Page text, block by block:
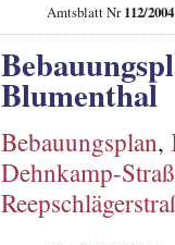
Amtsblatt Nr112/2004
Blumenthal
Bebauungsplan,
Dehnkamp-